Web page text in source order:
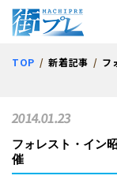
TOP 新着記事 フォ
フォレスト・イン
催
2014.01.23